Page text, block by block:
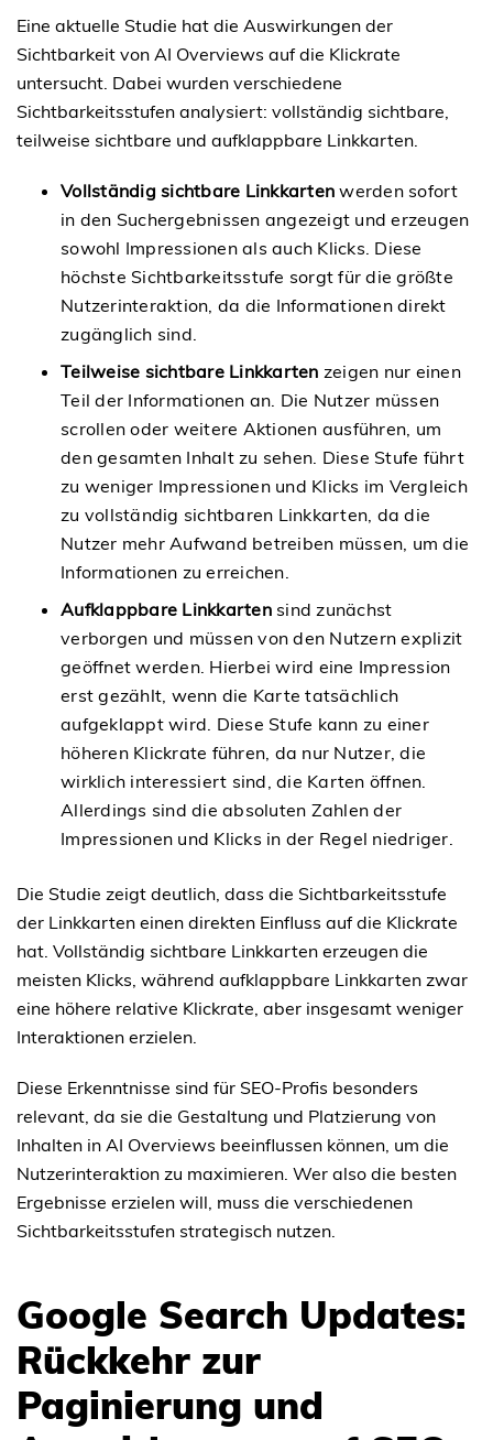
Eine aktuelle Studie hat die Auswirkungen der
Sichtbarkeit von AI Overviews auf die Klickrate
untersucht. Dabei wurden verschiedene
Sichtbarkeitsstufen analysiert: vollständig sichtbare,
teilweise sichtbare und aufklappbare Linkkarten.
Vollständig sichtbare Linkkarten werden sofort
in den Suchergebnissen angezeigt und erzeugen
sowohl Impressionen als auch Klicks. Diese
höchste Sichtbarkeitsstufe sorgt für die größte
Nutzerinteraktion, da die Informationen direkt
zugänglich sind.
Teilweise sichtbare Linkkarten zeigen nur einen
Teil der Informationen an. Die Nutzer müssen
scrollen oder weitere Aktionen ausführen, um
den gesamten Inhalt zu sehen. Diese Stufe führt
zu weniger Impressionen und Klicks im Vergleich
zu vollständig sichtbaren Linkkarten, da die
Nutzer mehr Aufwand betreiben müssen, um die
Informationen zu erreichen.
Aufklappbare Linkkartensind zunächst
verborgen und müssen von den Nutzern explizit
geöffnet werden. Hierbei wird eine Impression
erst gezählt, wenn die Karte tatsächlich
aufgeklappt wird. Diese Stufe kann zu einer
höheren Klickrate führen, da nur Nutzer, die
wirklich interessiert sind, die Karten öffnen.
Allerdings sind die absoluten Zahlen der
Impressionen und Klicks in der Regel niedriger.
Die Studie zeigt deutlich, dass die Sichtbarkeitsstufe
der Linkkarten einen direkten Einfluss auf die Klickrate
hat. Vollständig sichtbare Linkkarten erzeugen die
meisten Klicks, während aufklappbare Linkkarten zwar
eine höhere relative Klickrate, aber insgesamt weniger
Interaktionen erzielen.
Diese Erkenntnisse sind für SEO-Profis besonders
relevant, da sie die Gestaltung und Platzierung von
Inhalten in AI Overviews beeinflussen können, um die
Nutzerinteraktion zu maximieren. Wer also die besten
Ergebnisse erzielen will, muss die verschiedenen
Sichtbarkeitsstufen strategisch nutzen.
Google Search Updates:
Rückkehr zur
Paginierung und